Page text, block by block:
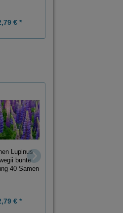
€ *
Lupinus
bunte
40 Samen
€ *